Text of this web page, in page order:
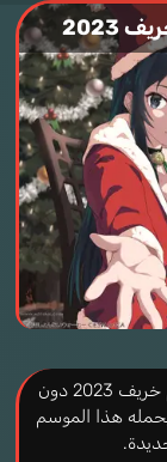
لعشاق عالم الأنمي، لا يمكن أن يمر موسم خريف 2023 دون
هذا الموسم